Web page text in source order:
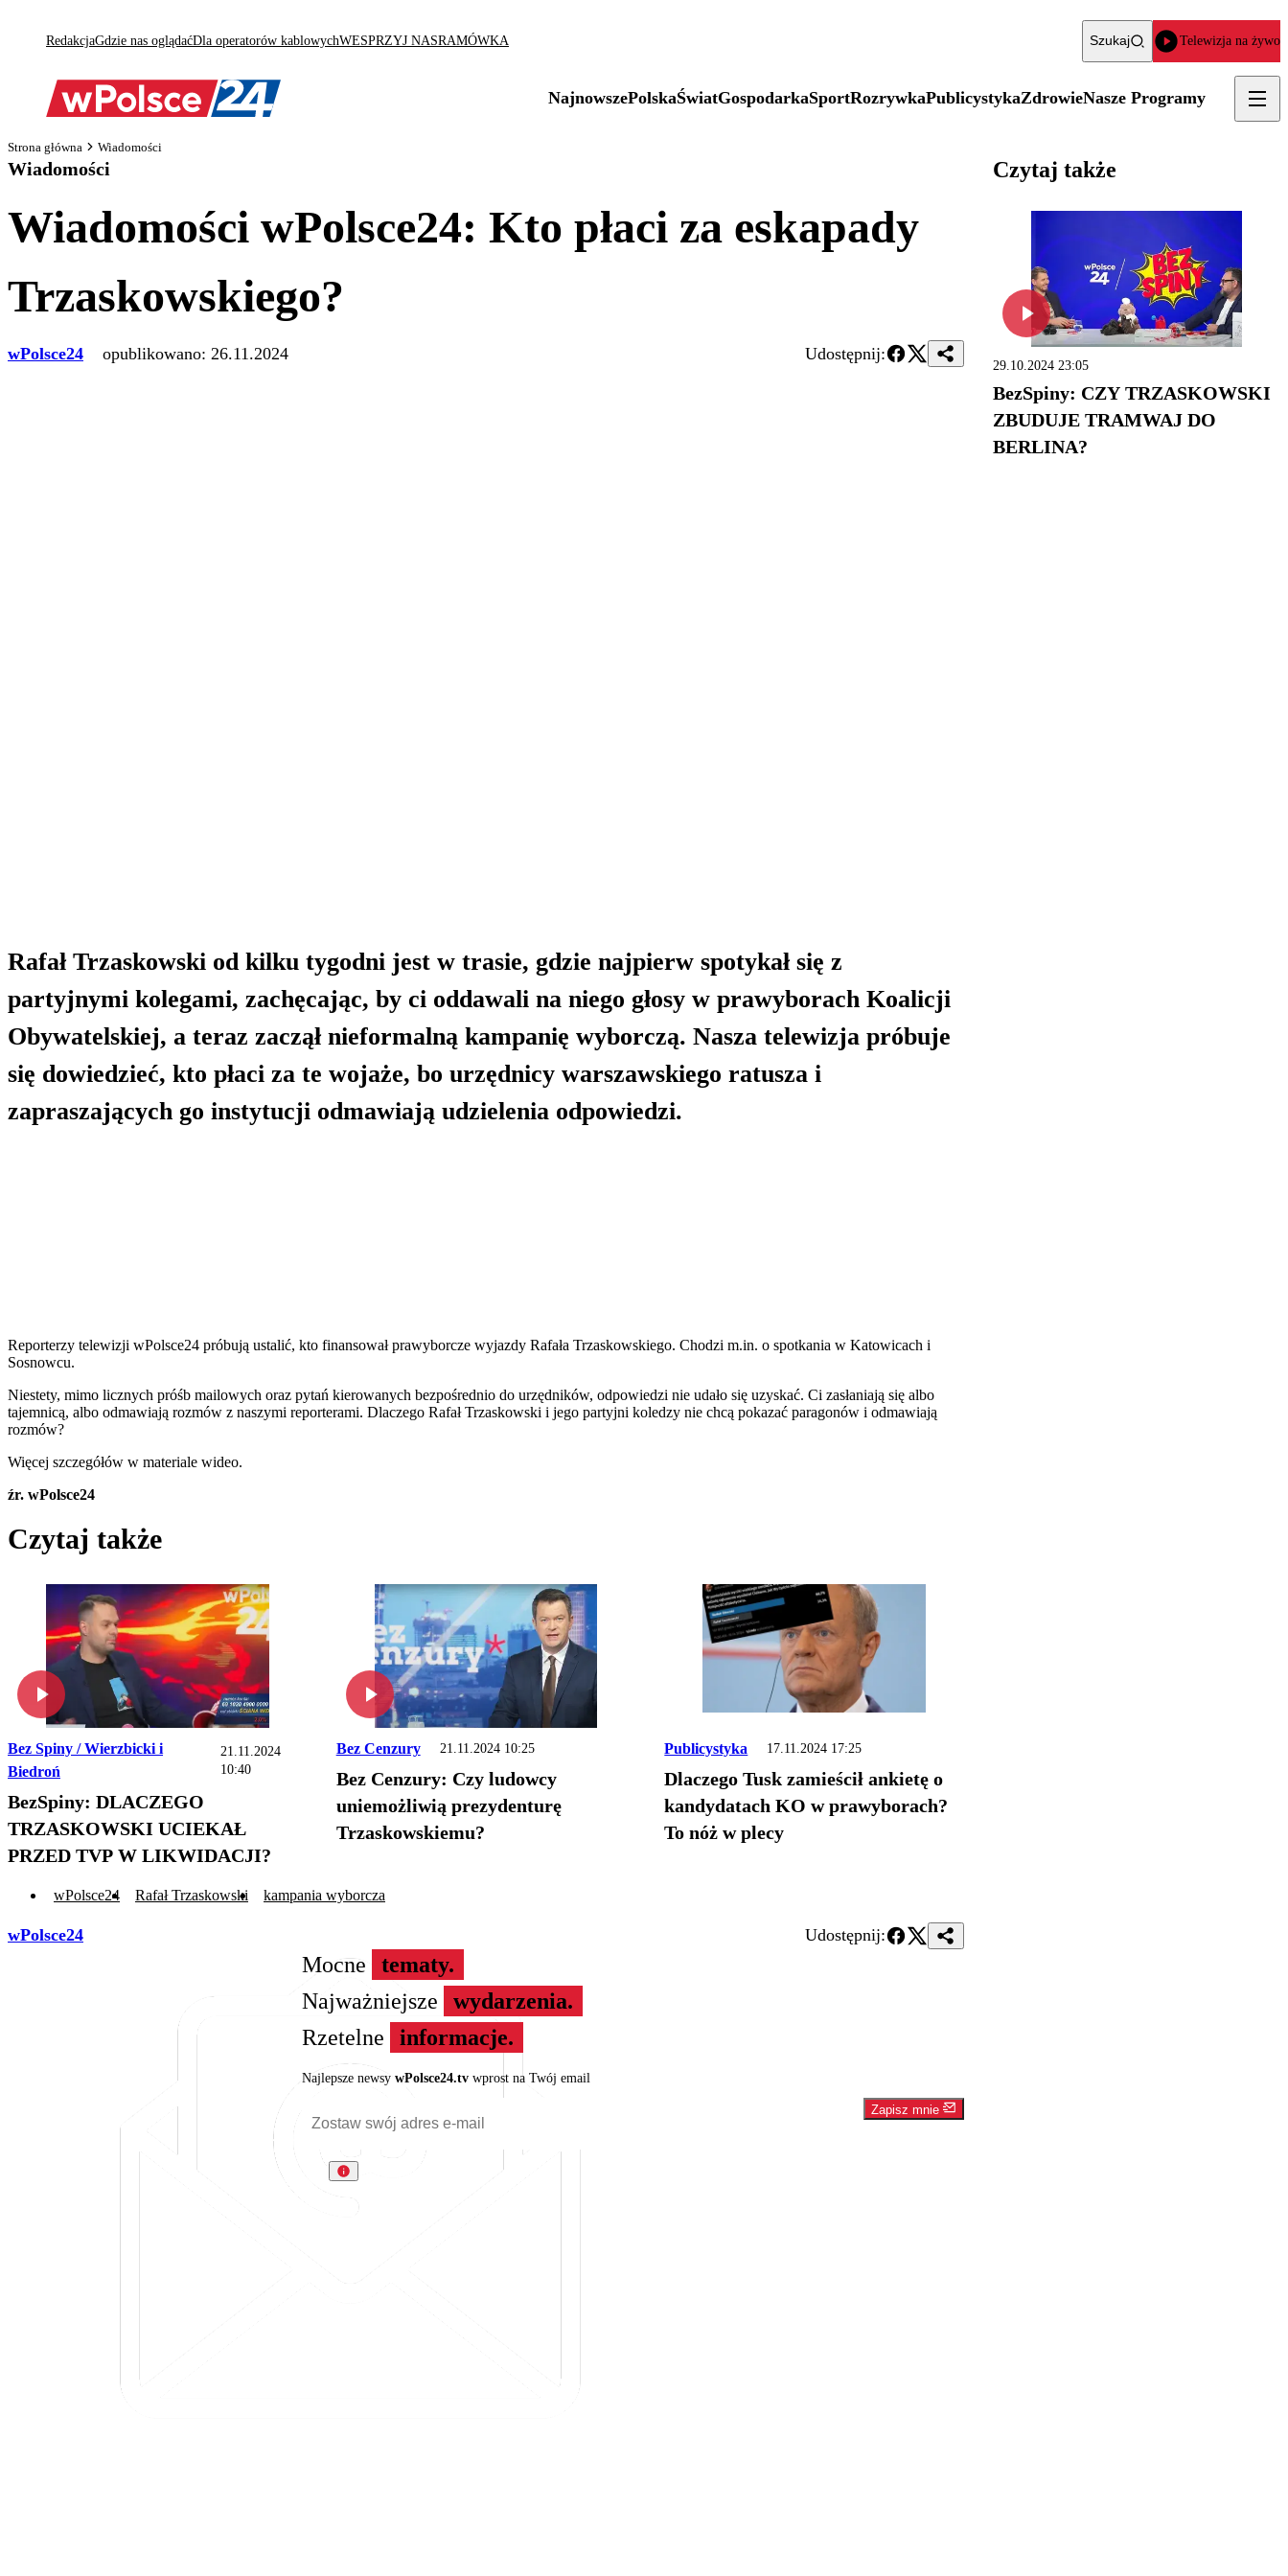
RedakcjaGdzie nas oglądaćDla operatorów kablowychWESPRZYJ NASRAMÓWKA Szukaj Telewizja na żywo
NajnowszePolskaŚwiatGospodarkaSportRozrywkaPublicystykaZdrowieNasze Programy
Strona główna Wiadomości
Wiadomości
Wiadomości wPolsce24: Kto płaci za eskapady
Trzaskowskiego?
wPolsce24 opublikowano: 26.11.2024 Udostępnij:
Rafał Trzaskowski od kilku tygodni jest w trasie, gdzie najpierw spotykał się z
partyjnymi kolegami, zachęcając, by ci oddawali na niego głosy w prawyborach Koalicji
Obywatelskiej, a teraz zaczął nieformalną kampanię wyborczą. Nasza telewizja próbuje
się dowiedzieć, kto płaci za te wojaże, bo urzędnicy warszawskiego ratusza i
zapraszających go instytucji odmawiają udzielenia odpowiedzi.
Reporterzy telewizji wPolsce24 próbują ustalić, kto finansował prawyborcze wyjazdy Rafała Trzaskowskiego. Chodzi m.in. o spotkania w Katowicach i
Sosnowcu.
Niestety, mimo licznych próśb mailowych oraz pytań kierowanych bezpośrednio do urzędników, odpowiedzi nie udało się uzyskać. Ci zasłaniają się albo
tajemnicą, albo odmawiają rozmów z naszymi reporterami. Dlaczego Rafał Trzaskowski i jego partyjni koledzy nie chcą pokazać paragonów i odmawiają
rozmów?
Więcej szczegółów w materiale wideo.
źr. wPolsce24
Czytaj także
Bez Spiny / Wierzbicki i
Biedroń
21.11.2024
10:40
BezSpiny: DLACZEGO
TRZASKOWSKI UCIEKAŁ
PRZED TVP W LIKWIDACJI?
Bez Cenzury 21.11.2024 10:25
Bez Cenzury: Czy ludowcy
uniemożliwią prezydenturę
Trzaskowskiemu?
Publicystyka 17.11.2024 17:25
Dlaczego Tusk zamieścił ankietę o
kandydatach KO w prawyborach?
To nóż w plecy
wPolsce24 Rafał Trzaskowski kampania wyborcza
wPolsce24 Udostępnij:
Mocne
tematy.
Najważniejsze
wydarzenia.
Rzetelne
informacje.
Najlepsze newsy wPolsce24.tvwprost na Twój email
Zapisz mnie
Czytaj także
29.10.2024 23:05
BezSpiny: CZY TRZASKOWSKI
ZBUDUJE TRAMWAJ DO
BERLINA?